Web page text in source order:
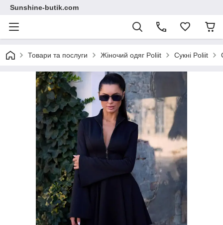
Sunshine-butik.com
Товари та послуги Жіночий одяг Poliit Сукні Poliit